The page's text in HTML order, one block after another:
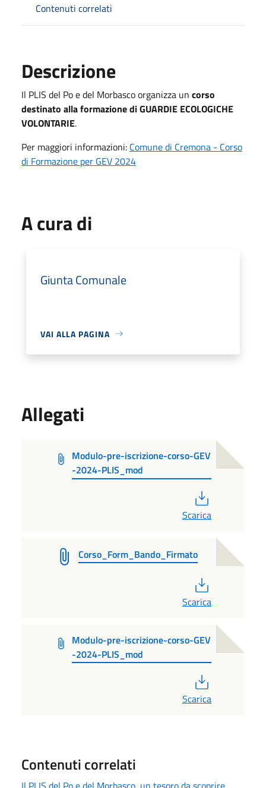
Contenuti correlati
Descrizione
Il PLIS del Po e del Morbasco organizza un corso
destinato alla formazione di GUARDIE ECOLOGICHE
VOLONTARIE.
Per maggiori informazioni: Comune di Cremona - Corso
di Formazione per GEV 2024
A cura di
Giunta Comunale
VAI ALLA PAGINA
Allegati
Modulo-pre-iscrizione-corso-GEV
-2024-PLIS_mod
Scarica
Corso_Form_Bando_Firmato
Scarica
Modulo-pre-iscrizione-corso-GEV
-2024-PLIS_mod
Scarica
Contenuti correlati